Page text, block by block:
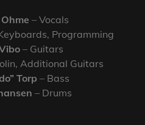
– Vocals
Programming
– Guitars
Additional Guitars
Torp – Bass
– Drums